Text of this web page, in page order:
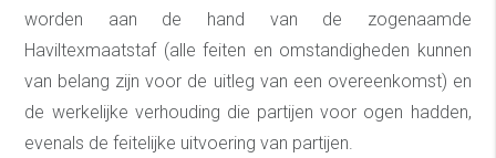
worden aan de hand van de zogenaamde
Haviltexmaatstaf (alle feiten en omstandigheden kunnen
van belang zijn voor de uitleg van een overeenkomst) en
de werkelijke verhouding die partijen voor ogen hadden,
evenals de feitelijke uitvoering van partijen.